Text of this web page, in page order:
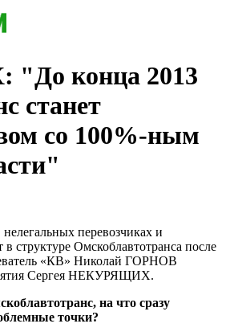
конца 2013
станет
со 100%-ным
перевозчиках и
структуре Омскоблавтотранса после
«КВ» Николай ГОРНОВ
Сергея НЕКУРЯЩИХ.
на что сразу
точки?